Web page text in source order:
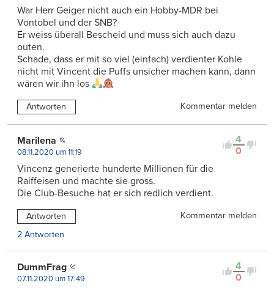
War Herr Geiger nicht auch ein Hobby-MDR bei
Vontobel und der SNB?
Er weiss überall Bescheid und muss sich auch dazu
outen.
Schade, dass er mit so viel (einfach) verdienter Kohle
nicht mit Vincent die Puffs unsicher machen kann, dann
wären wir ihn los
Antworten Kommentar melden
4
0
Marilena
08.11.2020 um 11:19
Vincenz generierte hunderte Millionen für die
Raiffeisen und machte sie gross.
Die Club-Besuche hat er sich redlich verdient.
Antworten
Kommentar melden
2 Antworten
4
0
DummFrag
07.11.2020 um 17:49